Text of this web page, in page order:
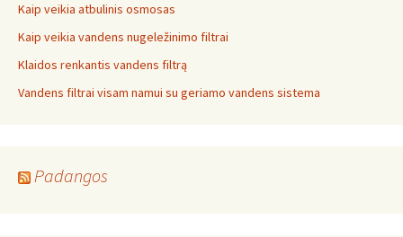
Kaip veikia atbulinis osmosas
Kaip veikia vandens nugeležinimo filtrai
Klaidos renkantis vandens filtrą
Vandens filtrai visam namui su geriamo vandens sistema
Padangos